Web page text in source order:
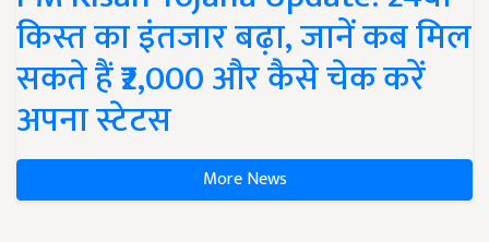
किस्त का इंतजार बढ़ा, जानें कब मिल
सकते हैं ₹2,000 और कैसे चेक करें
अपना स्टेटस
More News